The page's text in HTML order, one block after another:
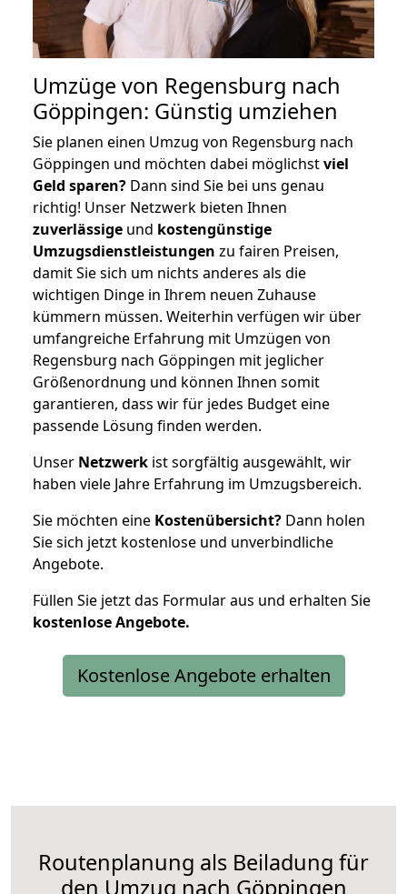
Umzüge von Regensburg nach
Göppingen: Günstig umziehen
Sie planen einen Umzug von Regensburg nach
Göppingen und möchten dabei möglichstviel
Geld sparen? Dann sind Sie bei uns genau
richtig! Unser Netzwerk bieten Ihnen
zuverlässige und kostengünstige
Umzugsdienstleistungen zu fairen Preisen,
damit Sie sich um nichts anderes als die
wichtigen Dinge in Ihrem neuen Zuhause
kümmern müssen. Weiterhin verfügen wir über
umfangreiche Erfahrung mit Umzügen von
Regensburg nach Göppingen mit jeglicher
Größenordnung und können Ihnen somit
garantieren, dass wir für jedes Budget eine
passende Lösung finden werden.
Unser Netzwerk ist sorgfältig ausgewählt, wir
haben viele Jahre Erfahrung im Umzugsbereich.
Sie möchten eine Kostenübersicht? Dann holen
Sie sich jetzt kostenlose und unverbindliche
Angebote.
Füllen Sie jetzt das Formular aus und erhalten Sie
kostenloseAngebote.
Kostenlose Angebote erhalten
Routenplanung als Beiladung für
den Umzug nach Göppingen